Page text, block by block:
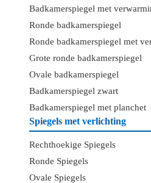
Badkamerspiegel met
Ronde badkamerspiegel
Ronde badkamerspiegel met
Grote ronde badkamerspiegel
Ovale badkamerspiegel
Badkamerspiegel zwart
Badkamerspiegel met planchet
Spiegels met verlichting
Rechthoekige Spiegels
Ronde Spiegels
Ovale Spiegels